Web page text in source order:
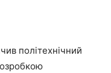
політехнічний